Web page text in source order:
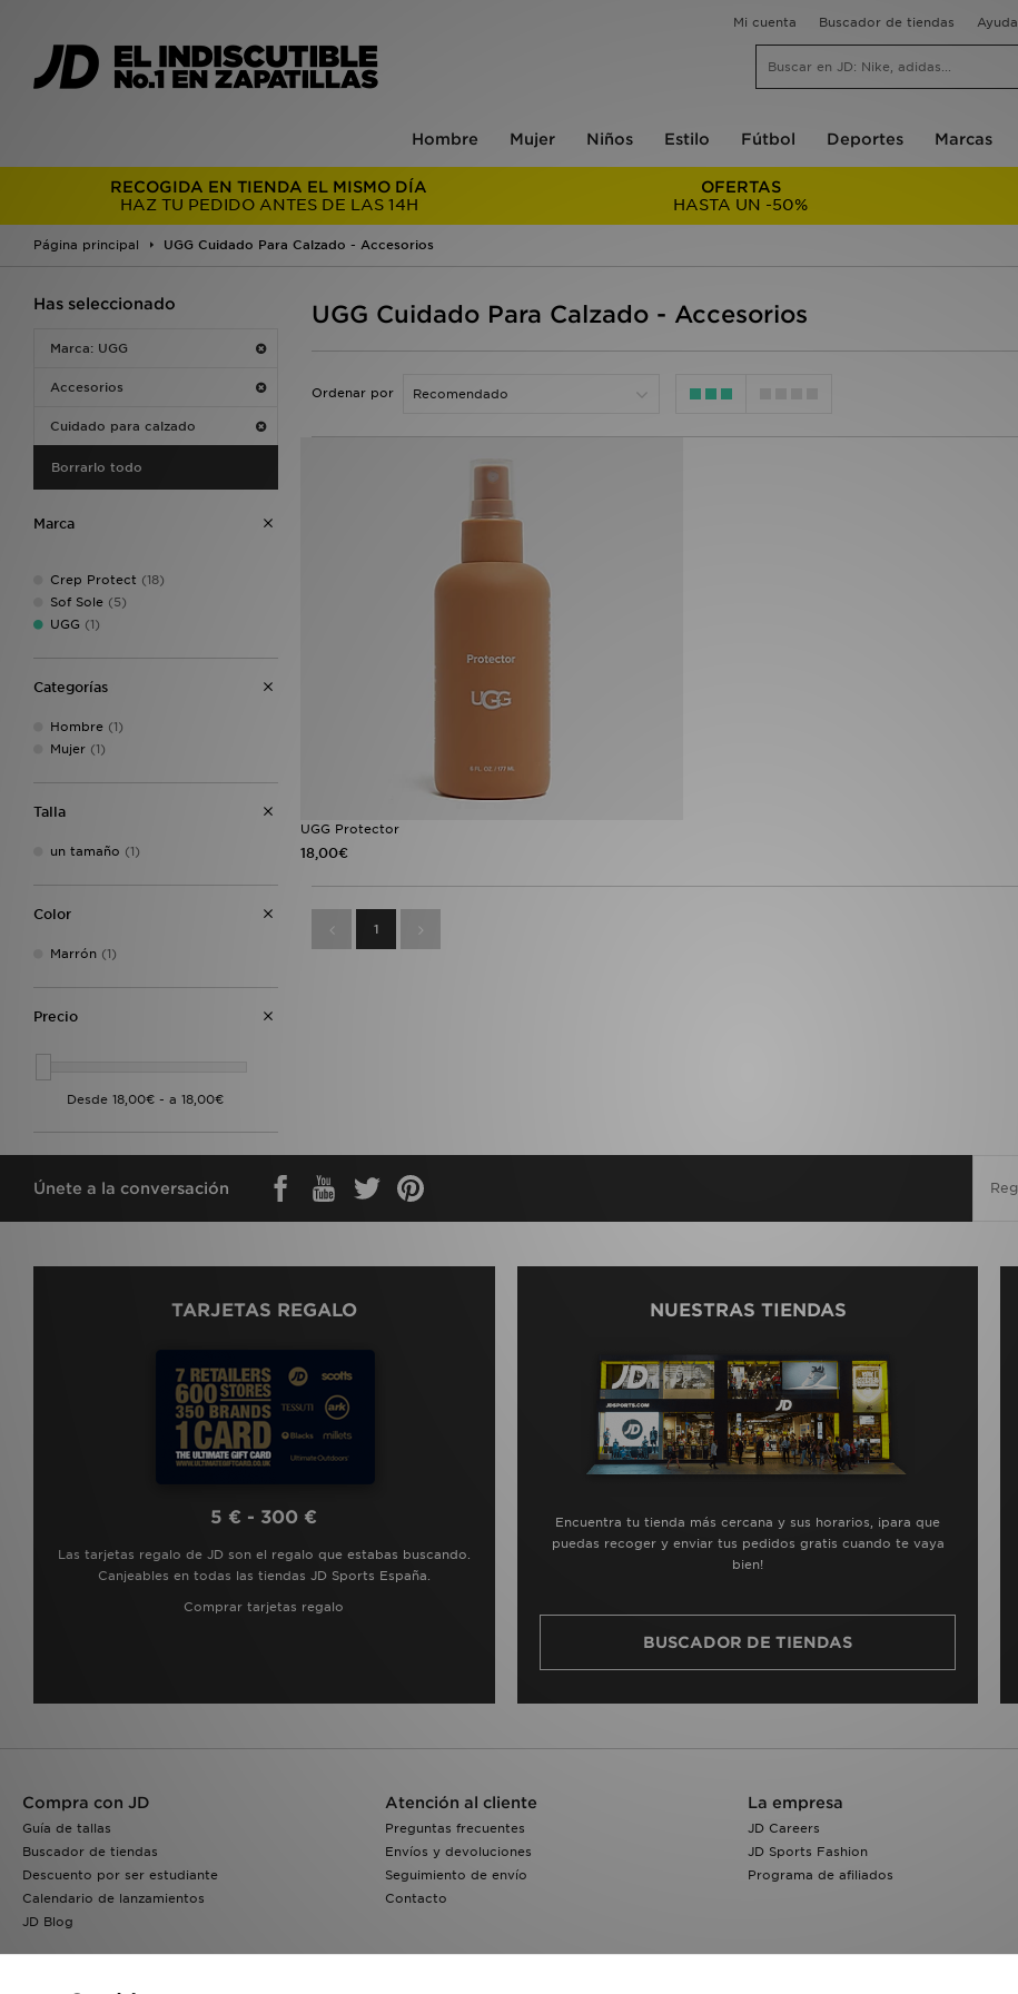
Mi cuenta Buscador de tiendas Ayuda
Hombre Mujer Niños Estilo Fútbol Deportes Marcas
RECOGIDA EN TIENDA EL MISMO DÍA
HAZ TU PEDIDO ANTES DE LAS 14H
OFERTAS
HASTA UN -50%
Página principal UGG Cuidado Para Calzado - Accesorios
Has seleccionado
Marca: UGG
Accesorios
Cuidado para calzado
Borrarlo todo
Marca
Crep Protect (18)
Sof Sole (5)
UGG (1)
Categorías
Hombre (1)
Mujer (1)
Talla
un tamaño (1)
Color
Marrón (1)
Precio
UGG Cuidado Para Calzado - Accesorios
Ordenar por
UGG Protector
18,00€
1
Únete a la conversación
TARJETAS REGALO
5 € - 300 €
Las tarjetas regalo de JD son el regalo que estabas buscando.
Canjeables en todas las tiendas JD Sports España.
Comprar tarjetas regalo
NUESTRAS TIENDAS
Encuentra tu tienda más cercana y sus horarios, ¡para que
puedas recoger y enviar tus pedidos gratis cuando te vaya
bien!
BUSCADOR DE TIENDAS
Compra con JD
Guía de tallas
Buscador de tiendas
Descuento por ser estudiante
Calendario de lanzamientos
JD Blog
Atención al cliente
Preguntas frecuentes
Envíos y devoluciones
Seguimiento de envío
Contacto
La empresa
JD Careers
JD Sports Fashion
Programa de afiliados